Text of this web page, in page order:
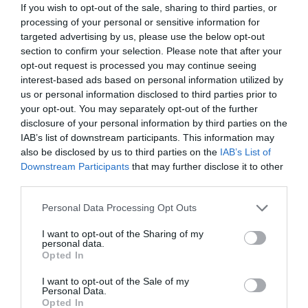
If you wish to opt-out of the sale, sharing to third parties, or
processing of your personal or sensitive information for
targeted advertising by us, please use the below opt-out
section to confirm your selection. Please note that after your
opt-out request is processed you may continue seeing
interest-based ads based on personal information utilized by
us or personal information disclosed to third parties prior to
your opt-out. You may separately opt-out of the further
disclosure of your personal information by third parties on the
IAB’s list of downstream participants. This information may
also be disclosed by us to third parties on the IAB’s List of
Downstream Participants that may further disclose it to other
Please note that this website/app uses one or more Google
not limited to your visit or usage behaviour. You may click to
grant or deny consent to Google and its third-party tags to
use your data for below specified purposes in below Google
consent section.
Personal Data Processing Opt Outs
I want to opt-out of the Sharing of my
personal data.
Opted In
I want to opt-out of the Sale of my
Personal Data.
Opted In
az Intő a kormánynak nevet kapta és a hozzá
készített eseményide kattintvaérhető el a
facebookon.
Március 30-a reggel 8 és 9 óra közötti időre
polgári engedetlenségi akciót hirdetünk.
Emellett pedig arra kérjük az ország velünk
egyetértő, velünk szolidáris állampolgárait,
hogy a saját eszközeikkel fejezzék ki
támogatásukat.
A pedagógusok emellett fontosnak tartják
elhanyagolva, természetesen nem maradnak